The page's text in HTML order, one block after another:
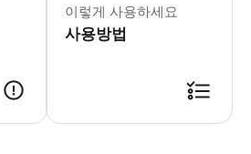
이렇게 사용하세요
사용방법